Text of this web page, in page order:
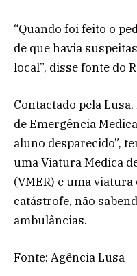
“Quando foi feito o
de que havia
local”, disse fonte do
Contactado pela
de Emergência
aluno desparecido”,
uma Viatura Medica
(VMER) e uma
catástrofe, não
ambulâncias.
Fonte: Agência Lusa